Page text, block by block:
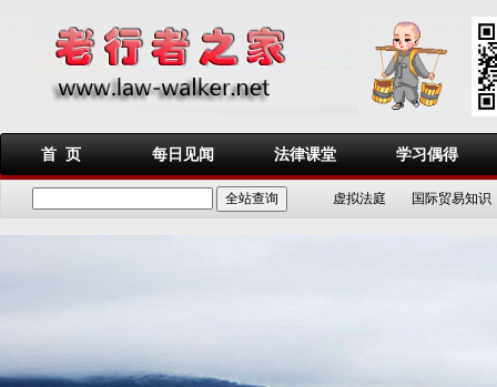
首 页 每日见闻 法律课堂 学习偶得
虚拟法庭 国际贸易知识